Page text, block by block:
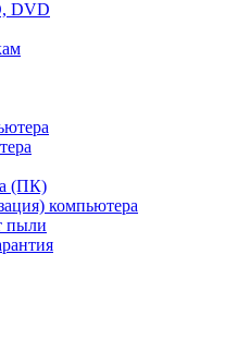
DVD
(ПК)
компьютера
пыли